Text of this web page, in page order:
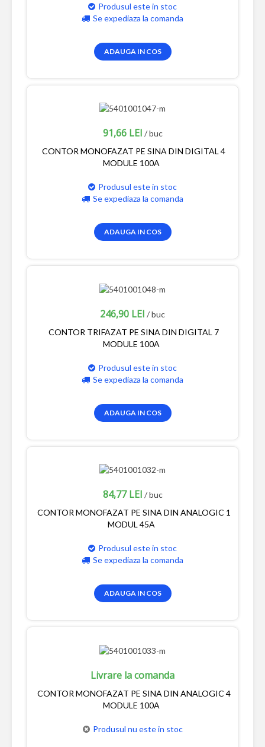
Produsul este in stoc
Se expediaza la comanda
ADAUGA IN COS
91,66 LEI / buc
CONTOR MONOFAZAT PE SINA DIN DIGITAL 4
MODULE 100A
Produsul este in stoc
Se expediaza la comanda
ADAUGA IN COS
246,90 LEI / buc
CONTOR TRIFAZAT PE SINA DIN DIGITAL 7
MODULE 100A
Produsul este in stoc
Se expediaza la comanda
ADAUGA IN COS
84,77 LEI / buc
CONTOR MONOFAZAT PE SINA DIN ANALOGIC 1
MODUL 45A
Produsul este in stoc
Se expediaza la comanda
ADAUGA IN COS
Livrare la comanda
CONTOR MONOFAZAT PE SINA DIN ANALOGIC 4
MODULE 100A
Produsul nu este in stoc